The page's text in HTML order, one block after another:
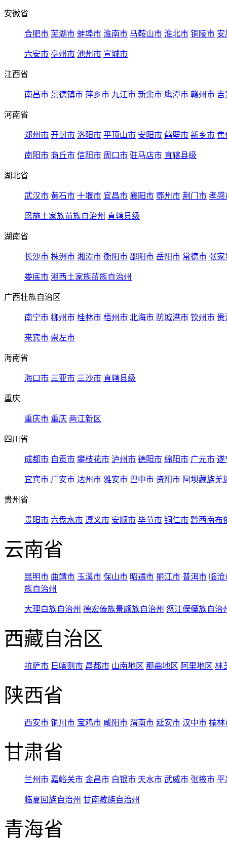
安徽省
合肥市 芜湖市 蚌埠市 淮南市 马鞍山市 淮北市 铜陵市 安
六安市 亳州市 池州市 宣城市
江西省
南昌市 景德镇市 萍乡市 九江市 新余市 鹰潭市 赣州市 吉
河南省
郑州市 开封市 洛阳市 平顶山市 安阳市 鹤壁市 新乡市 焦
南阳市 商丘市 信阳市 周口市 驻马店市 直辖县级
湖北省
武汉市 黄石市 十堰市 宜昌市 襄阳市 鄂州市 荆门市 孝感
恩施土家族苗族自治州 直辖县级
湖南省
长沙市 株洲市 湘潭市 衡阳市 邵阳市 岳阳市 常德市 张家
娄底市 湘西土家族苗族自治州
广西壮族自治区
南宁市 柳州市 桂林市 梧州市 北海市 防城港市 钦州市 贵
来宾市 崇左市
海南省
海口市 三亚市 三沙市 直辖县级
重庆
重庆市 重庆 两江新区
四川省
成都市 自贡市 攀枝花市 泸州市 德阳市 绵阳市 广元市 遂
宜宾市 广安市 达州市 雅安市 巴中市 资阳市 阿坝藏族羌
贵州省
贵阳市 六盘水市 遵义市 安顺市 毕节市 铜仁市 黔西南布
云南省
昆明市 曲靖市 玉溪市 保山市 昭通市 丽江市 普洱市 临
族自治州
大理白族自治州 德宏傣族景颇族自治州 怒江傈僳族自治
西藏自治区
拉萨市 日喀则市 昌都市 山南地区 那曲地区 阿里地区 林
陕西省
西安市 铜川市 宝鸡市 咸阳市 渭南市 延安市 汉中市 榆林
甘肃省
兰州市 嘉峪关市 金昌市 白银市 天水市 武威市 张掖市 平
临夏回族自治州 甘南藏族自治州
青海省